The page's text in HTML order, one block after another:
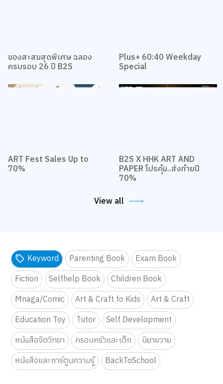
ของสะสมสุดพิเศษ ฉลอง
ครบรอบ 26 ปี B2S
Plus+ 60:40 Weekday
Special
ART Fest Sales Up to B2S X HHK ART AND
PAPER โปรคุ้ม..ส่งท้ายปี
Keyword Parenting Book
Exam Book
Fiction
Selfhelp Book
Children Book
Mnaga/Comic
Art & Craft fo Kids
Art & Craft
Education Toy
Tutor
Self Development
หนังสือจิตวิทยา
ครอบครัวและเด็ก
นิยายวาย